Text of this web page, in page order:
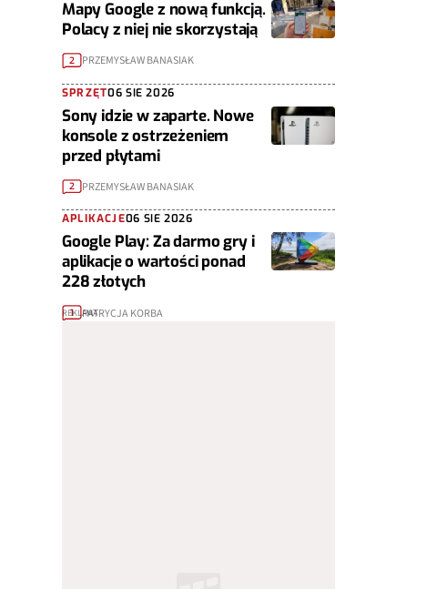
Mapy Google z nową funkcją.
Polacy z niej nie skorzystają
2 PRZEMYSŁAW BANASIAK
SPRZĘT06 SIE 2026
Sony idzie w zaparte. Nowe
konsole z ostrzeżeniem
przed płytami
2 PRZEMYSŁAW BANASIAK
APLIKACJE06 SIE 2026
Google Play: Za darmo gry i
aplikacje o wartości ponad
228 złotych
1 PATRYCJA KORBA